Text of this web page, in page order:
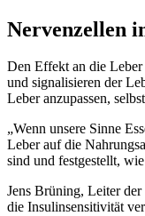
Nervenzellen
Den Effekt an die
und signalisieren der
Leber anzupassen,
„Wenn unsere Sinne
Leber auf die
sind und festgestellt,
Jens Brüning, Leiter
die Insulinsensitivität